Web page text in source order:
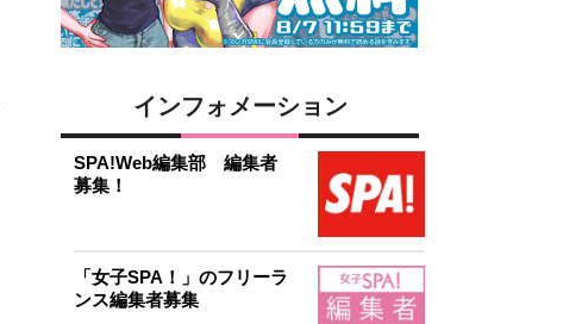
インフォメーション
SPA!Web編集部 編集者
募集！
「女子SPA！」のフリーラ
ンス編集者募集